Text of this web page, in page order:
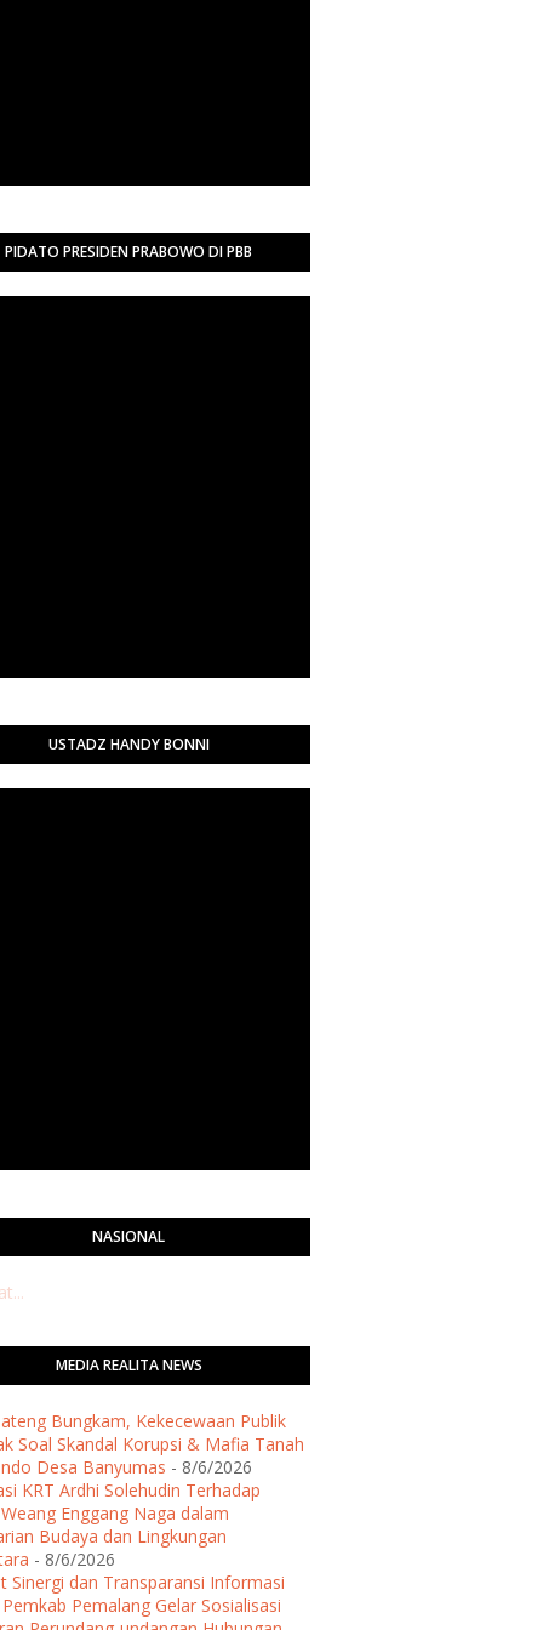
PIDATO PRESIDEN PRABOWO DI PBB
USTADZ HANDY BONNI
NASIONAL
MEDIA REALITA NEWS
Bungkam, Kekecewaan Publik
Soal Skandal Korupsi & Mafia Tanah
Desa Banyumas - 8/6/2026
KRT Ardhi Solehudin Terhadap
Enggang Naga dalam
Budaya dan Lingkungan
- 8/6/2026
Sinergi dan Transparansi Informasi
Pemalang Gelar Sosialisasi